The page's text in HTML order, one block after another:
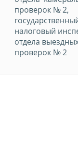
проверок № 2,
налоговый
отдела
проверок № 2